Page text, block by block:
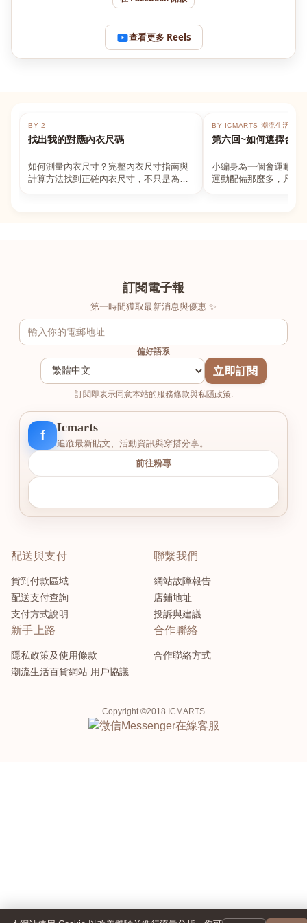
查看更多 Reels
BY 2
找出我的對應內衣尺碼
如何測量內衣尺寸？完整內衣尺寸指南與
計算方法找到正確內衣尺寸，不只是為了
BY ICMARTS 潮流生活百貨
第六回~如何選擇合適
小編身為一個會運動的
運動配備那麼多，凡舉
訂閱電子報
第一時間獲取最新消息與優惠 ✨
偏好語系
立即訂閱
訂閱即表示同意本站的服務條款與私隱政策.
f
Icmarts
追蹤最新貼文、活動資訊與穿搭分享。
前往粉專
配送與支付
貨到付款區域
配送支付查詢
支付方式說明
聯繫我們
網站故障報告
店鋪地址
投訴與建議
新手上路
隱私政策及使用條款
潮流生活百貨網站 用戶協議
合作聯絡
合作聯絡方式
Copyright ©2018 ICMARTS
Messenger在線客服